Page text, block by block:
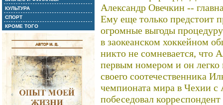
КУЛЬТУРА
СПОРТ
КРОМЕ ТОГО
Александр Овечкин --
Ему еще только предстоит
огромные выгоды
в заокеанском хоккейном
никто не сомневается, что
первым номером и он
своего соотечественника
чемпионата мира в
побеседовал